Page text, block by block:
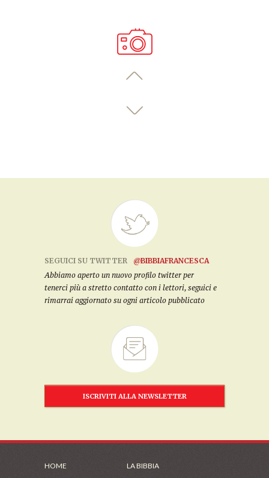
SEGUICI SU TWITTER
@BIBBIAFRANCESCA
Abbiamo aperto un nuovo profilo twitter per
tenerci più a stretto contatto con i lettori, seguici e
rimarrai aggiornato su ogni articolo pubblicato
ISCRIVITI ALLA NEWSLETTER
HOME
LA BIBBIA